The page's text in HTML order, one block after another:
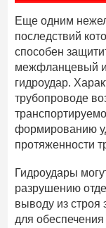
Еще одним
последствий
способен
межфланцевый
гидроудар.
трубопроводе
формированию
протяженности
Гидроудары
разрушению
выводу из строя
для